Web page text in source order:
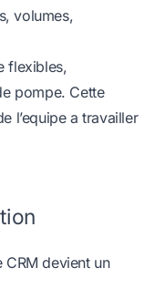
volumes,
flexibles,
pompe. Cette
l’equipe a travailler
CRM devient un